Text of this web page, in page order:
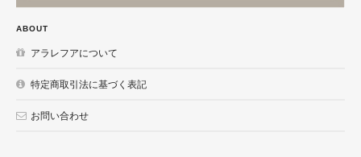
ABOUT
アラレフアについて
特定商取引法に基づく表記
お問い合わせ